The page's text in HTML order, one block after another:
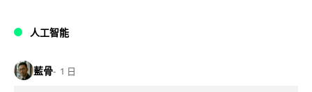
人工智能
藍骨 1 日